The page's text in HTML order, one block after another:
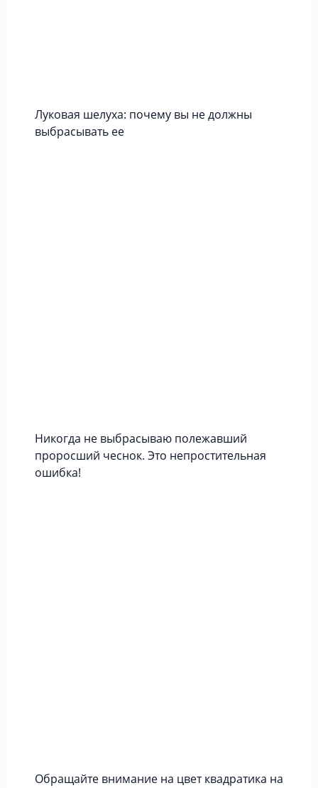
Луковая шелуха: почему вы не должны
выбрасывать ее
Никогда не выбрасываю полежавший
проросший чеснок. Это непростительная
ошибка!
Обращайте внимание на цвет квадратика на